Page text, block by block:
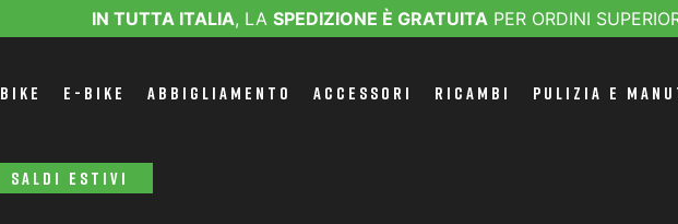
IN TUTTA ITALIA, LA SPEDIZIONE È GRATUITAPER ORDINI
BIKE E-BIKE ABBIGLIAMENTO ACCESSORI RICAMBI PULIZIA E
SALDI ESTIVI